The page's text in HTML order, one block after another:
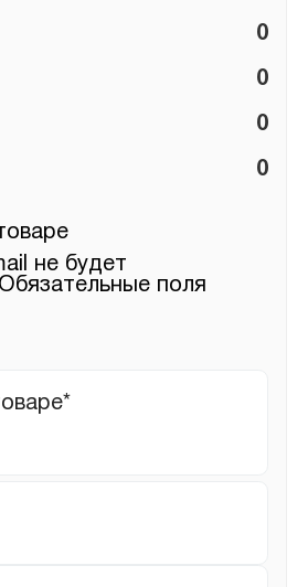
0
0
0
0
не будет
Обязательные поля